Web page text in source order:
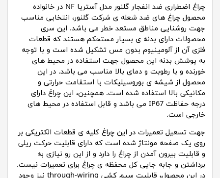
چراغ اضطراری ضد انفجار گلنور مدل آستریا NF در خانواده
محصول چراغ های ضد شعله ی شرکت گلنور، انتخابی مناسب
جهت روشنایی مناطق مستعد خطر می باشد. این سری
محصولات دارای بدنه ی بسیار مستحکم هستند که قطعات
فلزی آن از آلومینیوم بدون مس تشکیل شده است و با توجه
به پوشش بدنه این محصول جهت استفاده در محیط ­های
خورنده و با رطوبت و دمای بالا مناسب می باشد. در این
محصول از شیشه ی بوروسیلیکات با استقامت حرارتی و
مکانیکی بالا استفاده شده است. همچنین، این چراغ دارای
درجه حفاظت IP67 می باشد و قابل استفاده در محیط های
خارجی است.
جهت تسعیل تعمیرات در این چراغ کلیه ی قطعات الکتریکی بر
روی یک صفحه مونتاژ شده است که دارای قابلیت حرکت ریلی
و قابلیت بیرون آمدن از چراغ را دارد و از این رو نیازی به
برداشتن و جابه جایی کل محفظه ی چراغ برای تعمیرات نیست.
در این محصول، قابلیت سیم کشی through-wiring نیز وجود